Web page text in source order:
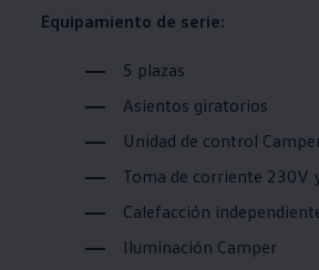
Equipamiento de serie:
5 plazas
Asientos giratorios
Unidad de control
Toma de corriente 230V
Calefacción
Iluminación Camper